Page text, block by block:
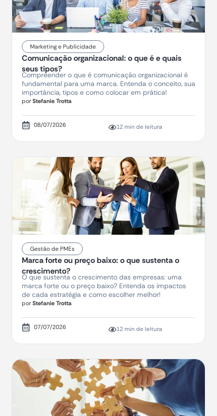
Marketing e Publicidade
Comunicação organizacional: o que é e quais
seus tipos?
Compreender o que é comunicação organizacional é
fundamental para uma marca. Entenda o conceito, sua
importância, tipos e como colocar em prática!
porStefanie Trotta
08/07/2026 12 min de leitura
Gestão de PMEs
Marca forte ou preço baixo: o que sustenta o
crescimento?
O que sustenta o crescimento das empresas: uma
marca forte ou o preço baixo? Entenda os impactos
de cada estratégia e como escolher melhor!
porStefanie Trotta
07/07/2026 12 min de leitura